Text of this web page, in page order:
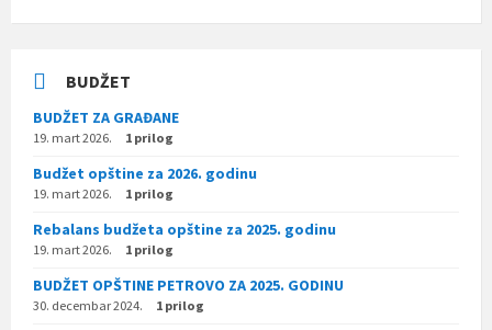
BUDŽET
BUDŽET ZA GRAĐANE
19. mart 2026. 1 prilog
Budžet opštine za 2026. godinu
19. mart 2026. 1 prilog
Rebalans budžeta opštine za 2025. godinu
19. mart 2026. 1 prilog
BUDŽET OPŠTINE PETROVO ZA 2025. GODINU
30. decembar 2024. 1 prilog